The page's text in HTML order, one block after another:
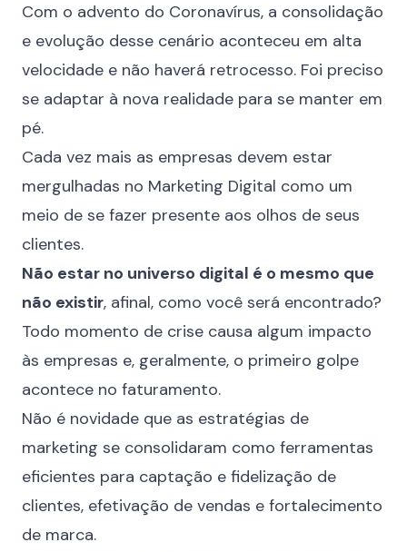
Com o advento do Coronavírus, a consolidação
e evolução desse cenário aconteceu em alta
velocidade e não haverá retrocesso. Foi preciso
se adaptar à nova realidade para se manter em
pé.
Cada vez mais as empresas devem estar
mergulhadas no Marketing Digital como um
meio de se fazer presente aos olhos de seus
clientes.
Não estar no universo digital é o mesmo que
não existir, afinal, como você será encontrado?
Todo momento de crise causa algum impacto
às empresas e, geralmente, o primeiro golpe
acontece no faturamento.
Não é novidade que as estratégias de
marketing se consolidaram como ferramentas
eficientes para captação e fidelização de
clientes, efetivação de vendas e fortalecimento
de marca.